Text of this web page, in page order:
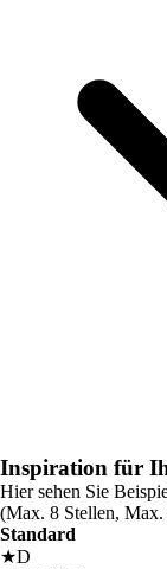
Inspiration für
Hier sehen Sie
(Max. 8 Stellen, Max.
Standard
★D